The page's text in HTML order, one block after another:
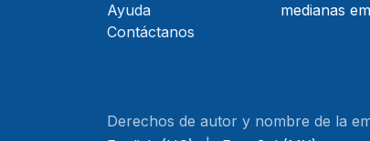
Ayuda
Contáctanos
medianas
Derechos de autor y nombre de la